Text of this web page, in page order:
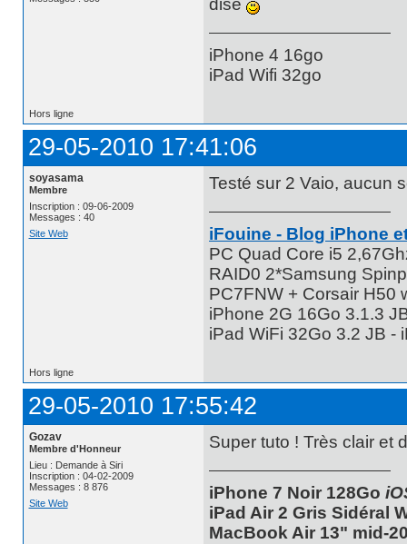
dise
iPhone 4 16go
iPad Wifi 32go
Hors ligne
29-05-2010 17:41:06
soyasama
Membre
Inscription : 09-06-2009
Messages : 40
Site Web
Testé sur 2 Vaio, aucun
iFouine - Blog iPhone
PC Quad Core i5
RAID0 2*Samsung
PC7FNW + Corsair H50
iPhone 2G 16Go 3.1.3
iPad WiFi 32Go 3.2 JB -
Hors ligne
29-05-2010 17:55:42
Gozav
Membre d'Honneur
Lieu : Demande à Siri
Inscription : 04-02-2009
Messages : 8 876
Site Web
Super tuto ! Très clair et
iPhone 7 Noir 128Go
iPad Air 2 Gris Sidéral
MacBook Air 13" mid-